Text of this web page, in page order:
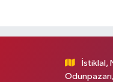
İstiklal,